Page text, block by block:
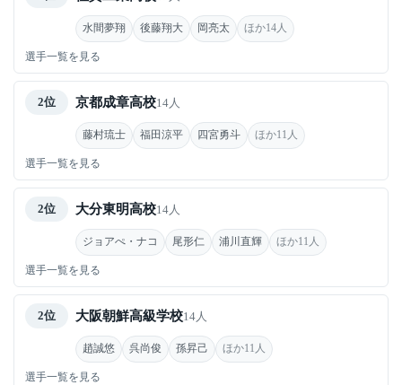
水間夢翔 後藤翔大 岡亮太 ほか14人
選手一覧を見る
2位 京都成章高校14人
藤村琉士 福田涼平 四宮勇斗 ほか11人
選手一覧を見る
2位 大分東明高校14人
ジョアぺ・ナコ 尾形仁 浦川直輝 ほか11人
選手一覧を見る
2位 大阪朝鮮高級学校14人
趙誠悠 呉尚俊 孫昇己 ほか11人
選手一覧を見る